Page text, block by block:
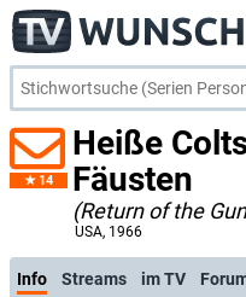
14
Heiße
Fäusten
(Return of the
USA, 1966
Info Streams im TV